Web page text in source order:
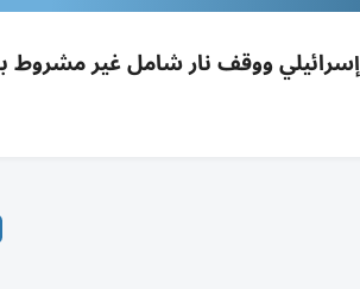
ووقف نار شامل غير مشروط